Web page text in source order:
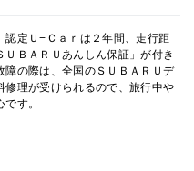
定Ｕ−Ｃａｒは２年間、走行距
ＵＢＡＲＵあんしん保証」が付き
障の際は、全国のＳＵＢＡＲＵデ
修理が受けられるので、旅行中や
す。